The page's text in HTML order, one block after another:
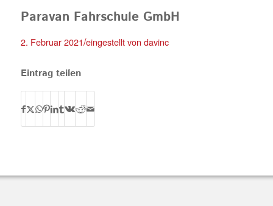
Paravan Fahrschule GmbH
2. Februar 2021/eingestellt von davinc
Eintrag teilen